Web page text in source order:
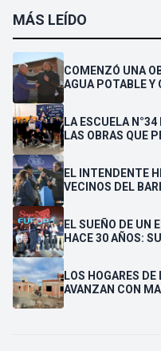
MÁS LEÍDO
COMENZÓ UNA
AGUA POTABLE Y
LA ESCUELA
LAS OBRAS QUE
EL INTENDENTE
VECINOS DEL
EL SUEÑO DE UN
HACE 30 AÑOS:
LOS HOGARES
AVANZAN CON